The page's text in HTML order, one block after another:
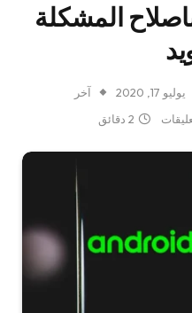
المشكلة
يوليو 17, 2020
آخر
2 دقائق